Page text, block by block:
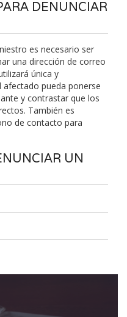
DENUNCIAR
es necesario ser
una dirección de correo
única y
afectado pueda ponerse
y contrastar que los
También es
de contacto para
UN